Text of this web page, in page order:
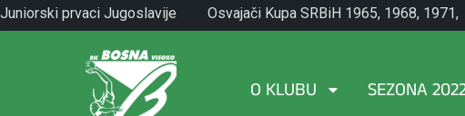
Skip
to
Juniorski prvaci Jugoslavije
1971.
Osvajači Kupa SRBiH 1965, 1968, 1971,
1982.
O KLUBU SEZONA